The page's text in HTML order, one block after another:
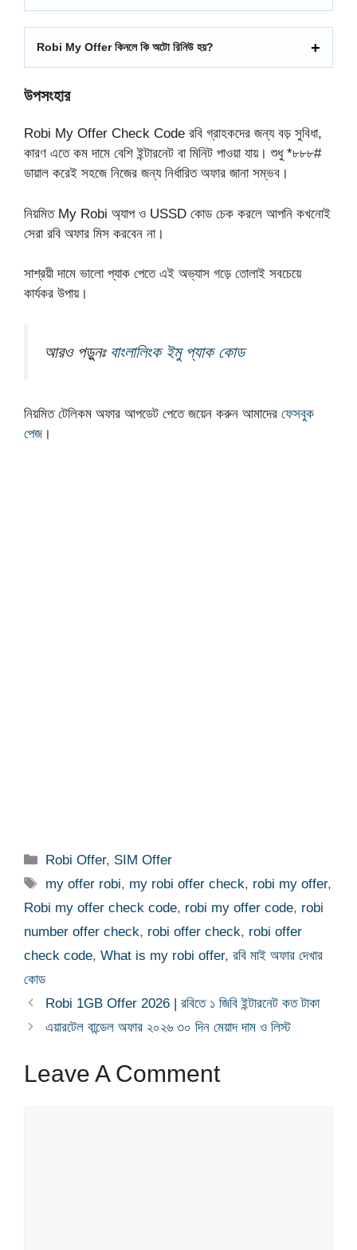
Robi My Offer কিনলে কি অটো রিনিউ হয়?
উপসংহার
Robi My Offer Check Code রবি গ্রাহকদের জন্য বড় সুবিধা,
কারণ এতে কম দামে বেশি ইন্টারনেট বা মিনিট পাওয়া যায়। শুধু *৮৮৮#
ডায়াল করেই সহজে নিজের জন্য নির্ধারিত অফার জানা সম্ভব।
নিয়মিত My Robi অ্যাপ ও USSD কোড চেক করলে আপনি কখনোই
সেরা রবি অফার মিস করবেন না।
সাশ্রয়ী দামে ভালো প্যাক পেতে এই অভ্যাস গড়ে তোলাই সবচেয়ে
কার্যকর উপায়।
আরও পড়ুনঃ বাংলালিংক ইমু প্যাক কোড
নিয়মিত টেলিকম অফার আপডেট পেতে জয়েন করুন আমাদের ফেসবুক
পেজ।
Categories
Robi Offer, SIM Offer
Tags
my offer robi, my robi offer check, robi my offer,
Robi my offer check code, robi my offer code, robi
number offer check, robi offer check, robi offer
check code, What is my robi offer, রবি মাই অফার দেখার
কোড
Robi 1GB Offer 2026 | রবিতে ১ জিবি ইন্টারনেট কত টাকা
এয়ারটেল বান্ডেল অফার ২০২৬ ৩০ দিন মেয়াদ দাম ও লিস্ট
Leave A Comment